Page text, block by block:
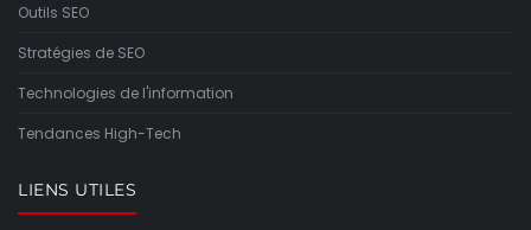
Outils SEO
Stratégies de SEO
Technologies de l'information
Tendances High-Tech
LIENS UTILES